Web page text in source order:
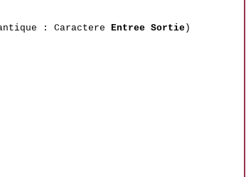
: Caractere Entree Sortie)